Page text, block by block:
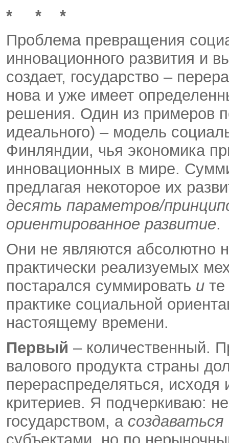
* * *
Проблема превращения
инновационного развития и
создает, государство –
нова и уже имеет
решения. Один из примеров
идеального) – модель
Финляндии, чья экономика
инновационных в мире.
предлагая некоторое их
десять параметров/
ориентированное развитие.
Они не являются абсолютно
практически реализуемых
постарался суммировать и
практике социальной
настоящему времени.
Первый – количественный.
валового продукта страны
перераспределяться,
критериев. Я подчеркиваю:
государством, а создаваться